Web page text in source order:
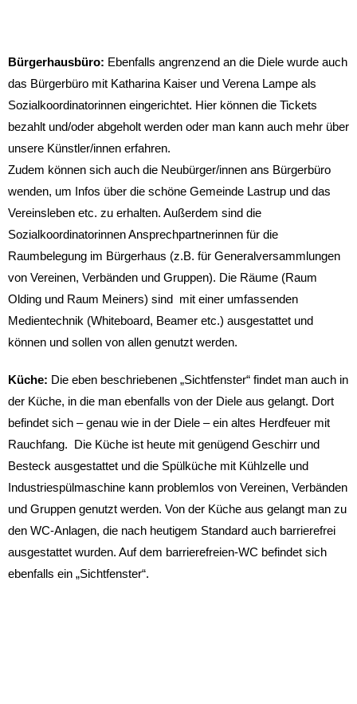
Bürgerhausbüro: Ebenfalls angrenzend an die Diele wurde auch
das Bürgerbüro mit Katharina Kaiser und Verena Lampe als
Sozialkoordinatorinnen eingerichtet. Hier können die Tickets
bezahlt und/oder abgeholt werden oder man kann auch mehr über
unsere Künstler/innen erfahren.
Zudem können sich auch die Neubürger/innen ans Bürgerbüro
wenden, um Infos über die schöne Gemeinde Lastrup und das
Vereinsleben etc. zu erhalten. Außerdem sind die
Sozialkoordinatorinnen Ansprechpartnerinnen für die
Raumbelegung im Bürgerhaus (z.B. für Generalversammlungen
von Vereinen, Verbänden und Gruppen). Die Räume (Raum
Olding und Raum Meiners) sind mit einer umfassenden
Medientechnik (Whiteboard, Beamer etc.) ausgestattet und
können und sollen von allen genutzt werden.
Küche: Die eben beschriebenen „Sichtfenster“ findet man auch in
der Küche, in die man ebenfalls von der Diele aus gelangt. Dort
befindet sich – genau wie in der Diele – ein altes Herdfeuer mit
Rauchfang. Die Küche ist heute mit genügend Geschirr und
Besteck ausgestattet und die Spülküche mit Kühlzelle und
Industriespülmaschine kann problemlos von Vereinen, Verbänden
und Gruppen genutzt werden. Von der Küche aus gelangt man zu
den WC-Anlagen, die nach heutigem Standard auch barrierefrei
ausgestattet wurden. Auf dem barrierefreien-WC befindet sich
ebenfalls ein „Sichtfenster“.